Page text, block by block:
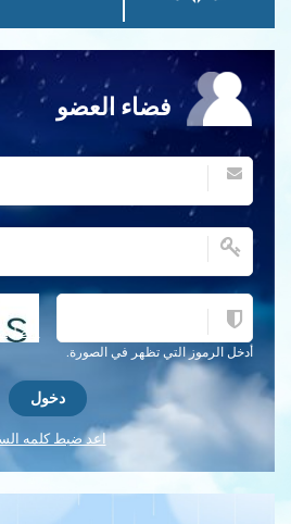
فضاء العضو
أدخل الرموز التي تظهر في الصورة.
احصل
اعد ضبط كلمه